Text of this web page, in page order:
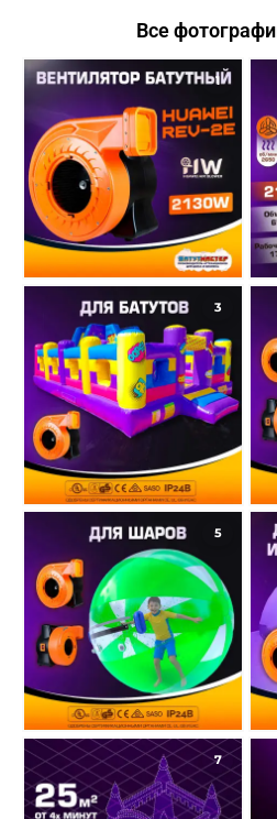
Все
1
3
5
7